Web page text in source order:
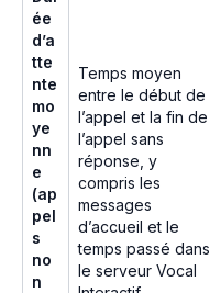
ée
d’a
tte
nte
mo
ye
nn
e
(ap
pel
s
no
n
Temps moyen
entre le début de
l’appel et la fin de
l’appel sans
réponse, y
compris les
messages
d’accueil et le
temps passé dans
le serveur Vocal